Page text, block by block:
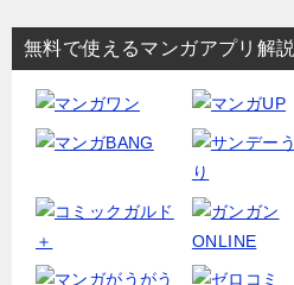
無料で使えるマンガアプリ解説